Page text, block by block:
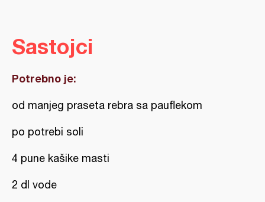
Sastojci
Potrebno je:
od manjeg praseta rebra sa pauflekom
po potrebi soli
4 pune kašike masti
2 dl vode